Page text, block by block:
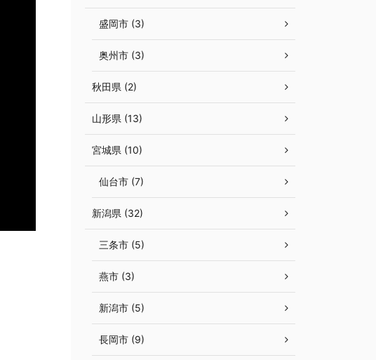
盛岡市 (3)
奥州市 (3)
秋田県 (2)
山形県 (13)
宮城県 (10)
仙台市 (7)
新潟県 (32)
三条市 (5)
燕市 (3)
新潟市 (5)
長岡市 (9)